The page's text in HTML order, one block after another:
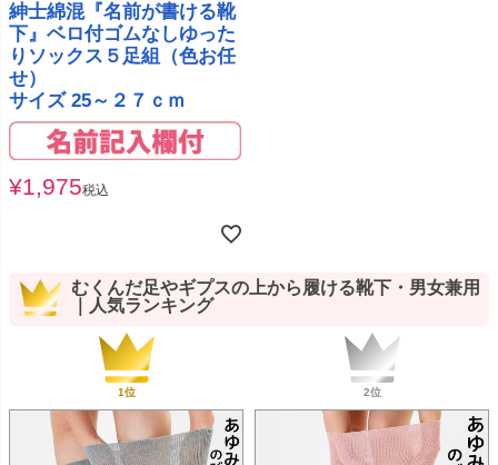
紳士綿混『名前が書ける靴
下』ベロ付ゴムなしゆった
りソックス５足組（色お任
せ）
サイズ 25～２７ｃｍ
¥1,975税込
むくんだ足やギプスの上から履ける靴下・男女兼用
｜人気ランキング